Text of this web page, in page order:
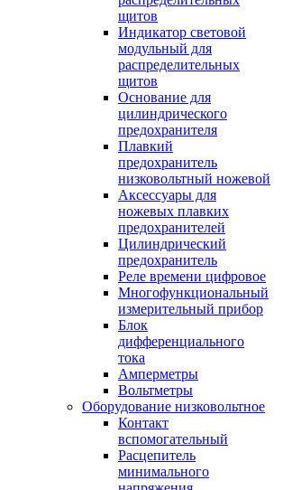
щитов
Индикатор световой
модульный для
распределительных
щитов
Основание для
цилиндрического
предохранителя
Плавкий
предохранитель
низковольтный ножевой
Аксессуары для
ножевых плавких
предохранителей
Цилиндрический
предохранитель
Реле времени цифровое
Многофункциональный
измерительный прибор
Блок
дифференциального
тока
Амперметры
Вольтметры
Оборудование низковольтное
Контакт
вспомогательный
Расцепитель
минимального